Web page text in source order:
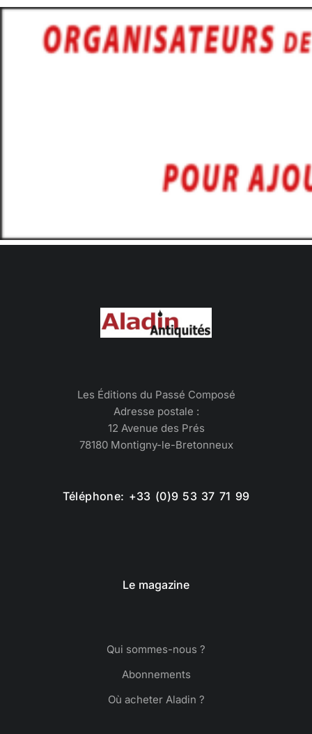
Les Éditions du Passé Composé
Adresse postale :
12 Avenue des Prés
78180 Montigny-le-Bretonneux
Téléphone: +33 (0)9 53 37 71 99
Le magazine
Qui sommes-nous ?
Abonnements
Où acheter Aladin ?